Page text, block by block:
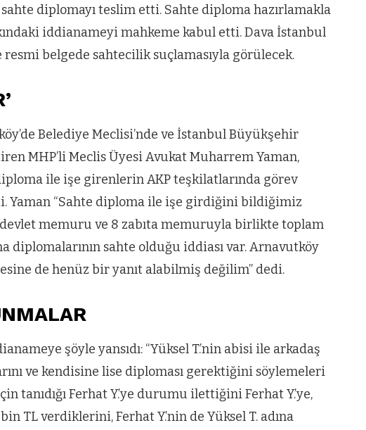
diplomayı teslim etti. Sahte diploma hazırlamakla
iddianameyi mahkeme kabul etti. Dava İstanbul
resmi belgede sahtecilik suçlamasıyla görülecek.
Belediye Meclisi’nde ve İstanbul Büyükşehir
MHP’li Meclis Üyesi Avukat Muharrem Yaman,
ile işe girenlerin AKP teşkilatlarında görev
Yaman “Sahte diploma ile işe girdiğini bildiğimiz
memuru ve 8 zabıta memuruyla birlikte toplam
diplomalarının sahte olduğu iddiası var. Arnavutköy
de henüz bir yanıt alabilmiş değilim” dedi.
şöyle yansıdı: “Yüksel T.’nin abisi ile arkadaş
ve kendisine lise diploması gerektiğini söylemeleri
tanıdığı Ferhat Y.’ye durumu ilettiğini Ferhat Y.’ye,
TL verdiklerini, Ferhat Y.’nin de Yüksel T. adına
ulaştı
VIDEO GALERI
halindeki
otomobil alev
alev yandı.